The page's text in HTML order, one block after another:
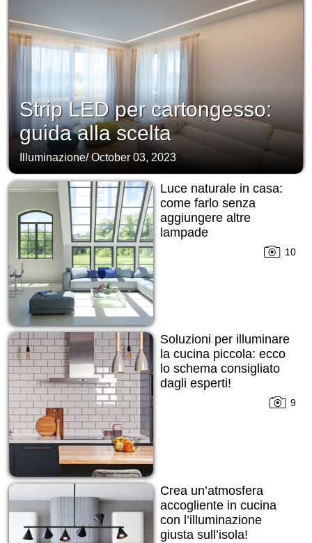
Strip LED per cartongesso:
guida alla scelta
Illuminazione/October 03, 2023
Luce naturale in casa:
come farlo senza
aggiungere altre
lampade
10
Soluzioni per illuminare
la cucina piccola: ecco
lo schema consigliato
dagli esperti!
9
Crea un’atmosfera
accogliente in cucina
con l’illuminazione
giusta sull’isola!